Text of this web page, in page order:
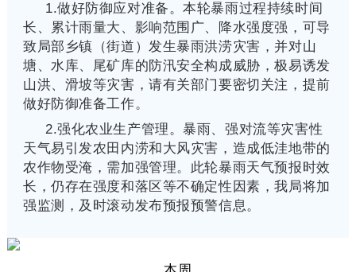
1.做好防御应对准备。本轮暴雨过程持续时间
长、累计雨量大、影响范围广、降水强度强，可导
致局部乡镇（街道）发生暴雨洪涝灾害，并对山
塘、水库、尾矿库的防汛安全构成威胁，极易诱发
山洪、滑坡等灾害，请有关部门要密切关注，提前
做好防御准备工作。
2.强化农业生产管理。暴雨、强对流等灾害性
天气易引发农田内涝和大风灾害，造成低洼地带的
农作物受淹，需加强管理。此轮暴雨天气预报时效
长，仍存在强度和落区等不确定性因素，我局将加
强监测，及时滚动发布预报预警信息。